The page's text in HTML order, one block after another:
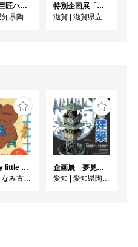
特別展 巨匠ハインツ・ヴェルナーの描いた物語（メルヘン） ー現代マイセンの磁器芸術ー
県陶磁美術館
特別企画展「炎との対話から 私の自然釉－神山清子展」
滋賀
滋賀県立陶芸の森
go away little bear
書店 BOOK COFFEE GALLERY
企画展 夢見る建築 中国古代の明器に宿る建築の断片
愛知
愛知県陶磁美術館